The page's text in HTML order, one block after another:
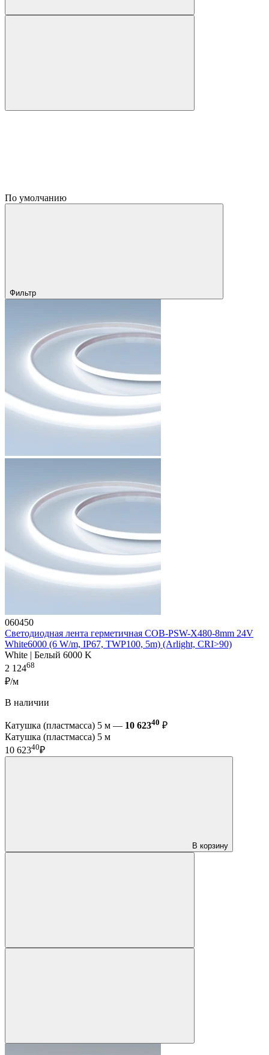
По умолчанию
Фильтр
060450
Светодиодная лента герметичная COB-PSW-X480-8mm 24V
White6000 (6 W/m, IP67, TWP100, 5m) (Arlight, CRI>90)
White | Белый 6000 K
2 12468
₽/м
В наличии
Катушка (пластмасса) 5 м — 10 62340 ₽
Катушка (пластмасса) 5 м
10 62340₽
В корзину